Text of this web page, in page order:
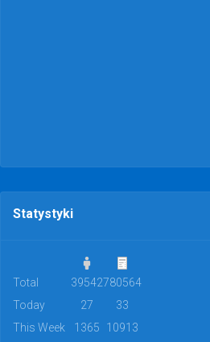
Statystyki
Total 39542780564
Today
27
33
This Week
1365
10913